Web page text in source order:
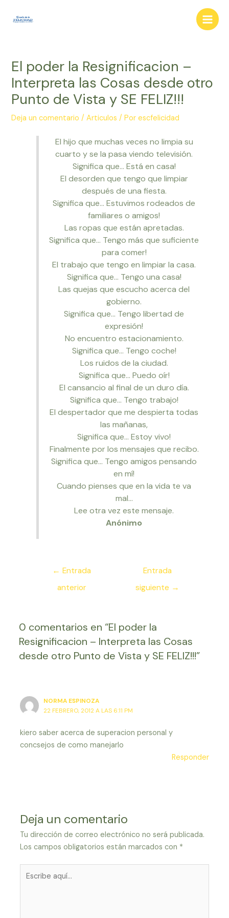
Main
El poder la Resignificacion –
Interpreta las Cosas desde otro
Punto de Vista y SE FELIZ!!!
Deja un comentario /Articulos / Porescfelicidad
El hijo que muchas veces no limpia su
cuarto y se la pasa viendo televisión.
Significa que… Está en casa!
El desorden que tengo que limpiar
después de una fiesta.
Significa que… Estuvimos rodeados de
familiares o amigos!
Las ropas que están apretadas.
Significa que… Tengo más que suficiente
para comer!
El trabajo que tengo en limpiar la casa.
Significa que… Tengo una casa!
Las quejas que escucho acerca del
gobierno.
Significa que… Tengo libertad de
expresión!
No encuentro estacionamiento.
Significa que… Tengo coche!
Los ruidos de la ciudad.
Significa que… Puedo oír!
El cansancio al final de un duro día.
Significa que… Tengo trabajo!
El despertador que me despierta todas
las mañanas,
Significa que… Estoy vivo!
Finalmente por los mensajes que recibo.
Significa que… Tengo amigos pensando
en mí!
Cuando pienses que en la vida te va
mal…
Lee otra vez este mensaje.
Anónimo
Navegación
entradas
← Entrada
anterior
Entrada
siguiente →
0 comentarios en “El poder la
Resignificacion – Interpreta las Cosas
desde otro Punto de Vista y SE FELIZ!!!”
NORMA ESPINOZA
22 FEBRERO, 2012 A LAS 6:11 PM
kiero saber acerca de superacion personal y
concsejos de como manejarlo
Responder
Deja un comentario
Tu dirección de correo electrónico no será publicada.
Los campos obligatorios están marcados con *